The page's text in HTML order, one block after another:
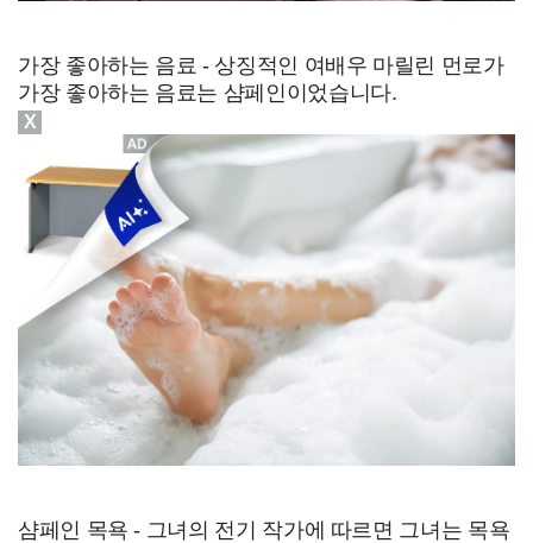
가장 좋아하는 음료 - 상징적인 여배우 마릴린 먼로가
가장 좋아하는 음료는 샴페인이었습니다.
샴페인 목욕 - 그녀의 전기 작가에 따르면 그녀는 목욕
X